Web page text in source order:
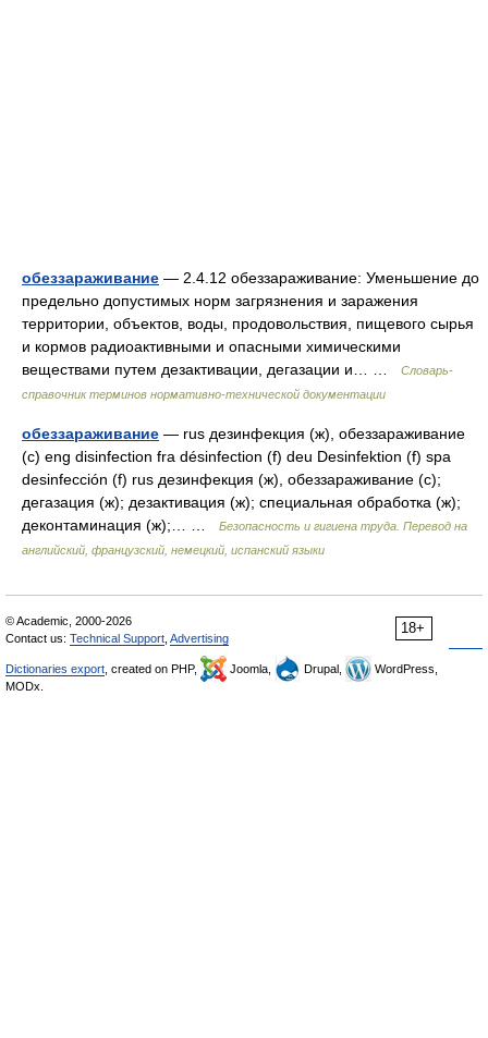
обеззараживание — 2.4.12 обеззараживание: Уменьшение до
предельно допустимых норм загрязнения и заражения
территории, объектов, воды, продовольствия, пищевого сырья
и кормов радиоактивными и опасными химическими
веществами путем дезактивации, дегазации и… …
Словарь-
справочник терминов нормативно-технической документации
обеззараживание — rus дезинфекция (ж), обеззараживание
(с) eng disinfection fra désinfection (f) deu Desinfektion (f) spa
desinfección (f) rus дезинфекция (ж), обеззараживание (с);
дегазация (ж); дезактивация (ж); специальная обработка (ж);
деконтаминация (ж);… …
Безопасность и гигиена труда. Перевод на
английский, французский, немецкий, испанский языки
18+
© Academic, 2000-2026
Contact us: Technical Support Advertising
Dictionaries export , created on PHP, Joomla, Drupal,
WordPress,
MODx.